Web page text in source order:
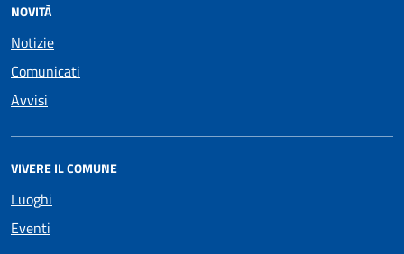
NOVITÀ
Notizie
Comunicati
Avvisi
VIVERE IL COMUNE
Luoghi
Eventi